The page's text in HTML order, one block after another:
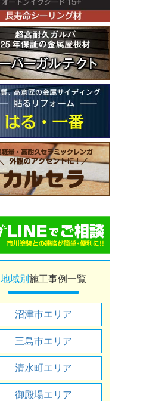
地域別 施工事例一覧
沼津市エリア
三島市エリア
清水町エリア
御殿場エリア